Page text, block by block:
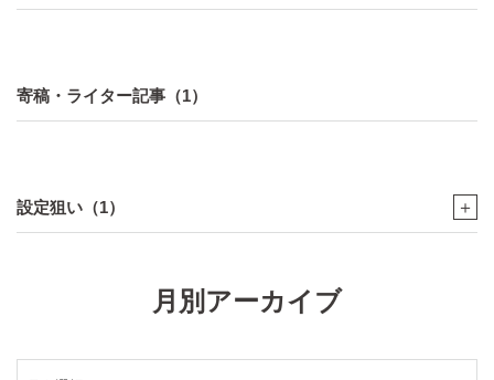
寄稿・ライター記事（1）
設定狙い（1） ＋
月別アーカイブ